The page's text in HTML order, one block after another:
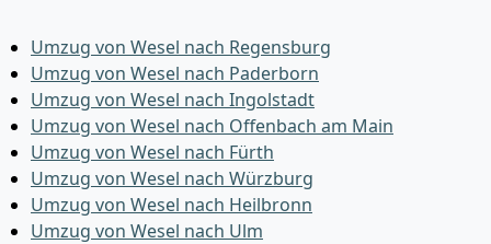
Umzug von Wesel nach Regensburg
Umzug von Wesel nach Paderborn
Umzug von Wesel nach Ingolstadt
Umzug von Wesel nach Offenbach am Main
Umzug von Wesel nach Fürth
Umzug von Wesel nach Würzburg
Umzug von Wesel nach Heilbronn
Umzug von Wesel nach Ulm